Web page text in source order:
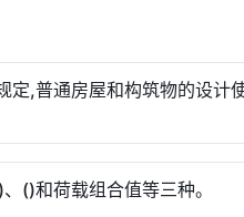
定,普通房屋和构筑物的设计
()和荷载组合值等三种。